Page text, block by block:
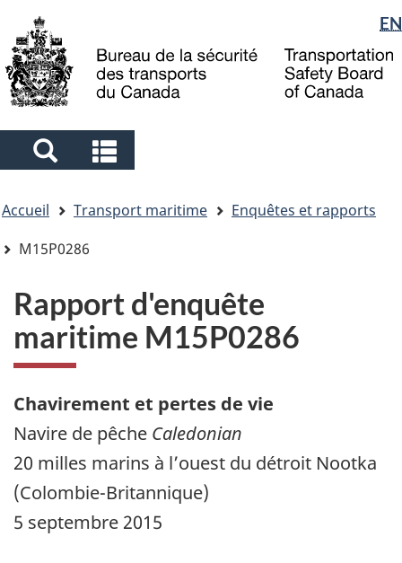
to
main
to
"About
government"
à
la
Sélection
de
la
langue
EN
Search
and
menus
and
menus
êtes
ici
Accueil Transport maritime
Enquêtes et rapports
M15P0286
Rapport d'enquête
maritime M15P0286
Chavirement et pertes de vie
Navire de pêche Caledonian
20 milles marins à l’ouest du détroit Nootka
(Colombie-Britannique)
5 septembre 2015